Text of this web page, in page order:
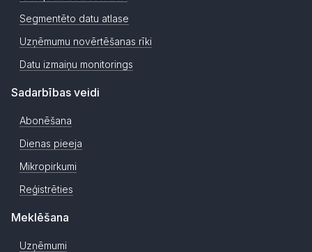
Segmentēto datu atlase
Uzņēmumu novērtēšanas rīki
Datu izmaiņu monitorings
Sadarbības veidi
Abonēšana
Dienas pieeja
Mikropirkumi
Reģistrēties
Meklēšana
Uzņēmumi